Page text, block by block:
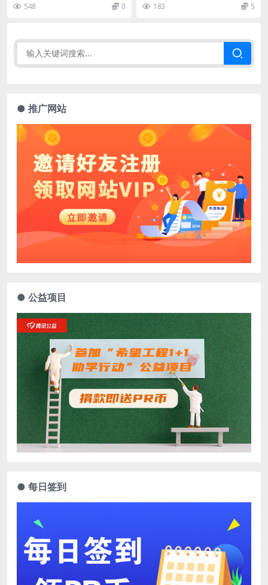
548 0 183 5
● 推广网站
● 公益项目
● 每日签到